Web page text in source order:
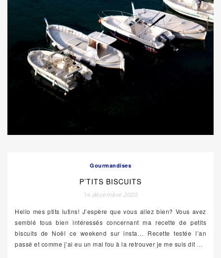
Gourmandises
P’TITS BISCUITS
14 décembre 2020
Hello mes ptits lutins! J’espère que vous allez bien? Vous avez
semblé tous bien intéressés concernant ma recette de petits
biscuits de Noël ce weekend sur insta… Recette testée l’an
passé et comme j’ai eu un mal fou à la retrouver je me suis dit …